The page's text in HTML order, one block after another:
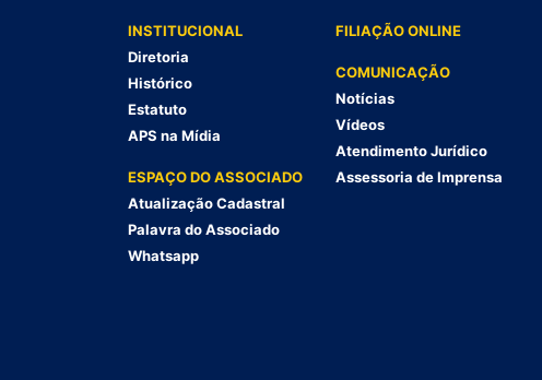
INSTITUCIONAL
Diretoria
Histórico
Estatuto
APS na Mídia
ESPAÇO DO ASSOCIADO
Atualização Cadastral
Palavra do Associado
Whatsapp
FILIAÇÃO ONLINE
COMUNICAÇÃO
Notícias
Vídeos
Atendimento Jurídico
Assessoria de Imprensa